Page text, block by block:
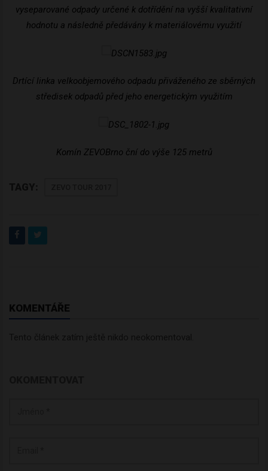
vyseparované odpady určené k dotřídění na vyšší kvalitativní
hodnotu a následně předávány k materiálovému využití
Drtící linka velkoobjemového odpadu přiváženého ze sběrných
středisek odpadů před jeho energetickým využitím
Komín ZEVOBrno ční do výše 125 metrů
KOMENTÁŘE